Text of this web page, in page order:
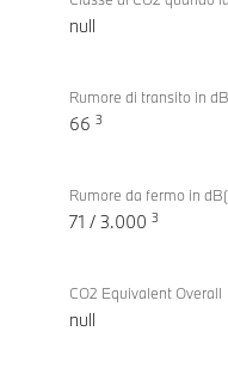
null
Rumore di transito in
66 3
Rumore da fermo in
71 / 3.000 3
CO2 Equivalent Overall
null